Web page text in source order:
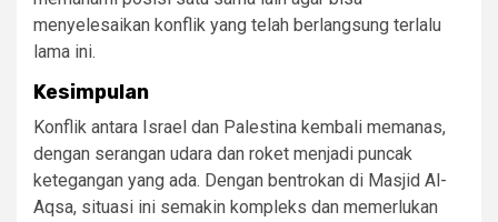
menyelesaikan konflik yang telah berlangsung terlalu
lama ini.
Kesimpulan
Konflik antara Israel dan Palestina kembali memanas,
dengan serangan udara dan roket menjadi puncak
ketegangan yang ada. Dengan bentrokan di Masjid Al-
Aqsa, situasi ini semakin kompleks dan memerlukan